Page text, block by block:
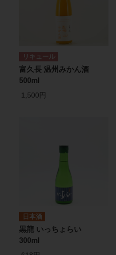
リキュール
富久長 温州みかん酒
500ml
1,500円
日本酒
黒龍 いっちょらい
300ml